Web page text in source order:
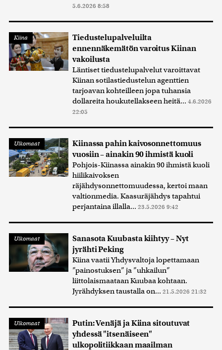
5.6.2026 8:58
Kiina
Tiedustelupalveluilta
ennennäkemätön varoitus Kiinan
vakoilusta
Läntiset tiedustelupalvelut varoittavat
Kiinan sotilastiedustelun agenttien
tarjoavan kohteilleen jopa tuhansia
dollareita houkutellakseen heitä... 4.6.2026
22:05
Ulkomaat
Kiinassa pahin kaivosonnettomuus
vuosiin – ainakin 90 ihmistä kuoli
Pohjois-Kiinassa ainakin 90 ihmistä kuoli
hiilikaivoksen
räjähdysonnettomuudessa, kertoi maan
valtionmedia. Kaasuräjähdys tapahtui
perjantaina illalla... 23.5.2026 9:42
Ulkomaat
Sanasota Kuubasta kiihtyy – Nyt
jyrähti Peking
Kiina vaatii Yhdysvaltoja lopettamaan
”painostuksen” ja ”uhkailun”
liittolaismaataan Kuubaa kohtaan.
Jyrähdyksen taustalla on... 21.5.2026 21:32
Ulkomaat
Putin: Venäjä ja Kiina sitoutuvat
yhdessä "itsenäiseen"
ulkopolitiikkaan maailman